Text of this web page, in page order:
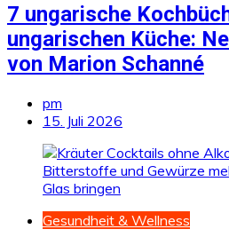
7 ungarische
ungarischen Küche:
von Marion Schanné
pm
15. Juli 2026
Gesundheit & Wellness